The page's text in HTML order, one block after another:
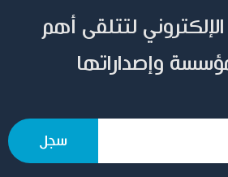
لتتلقى أهم
وإصداراتها